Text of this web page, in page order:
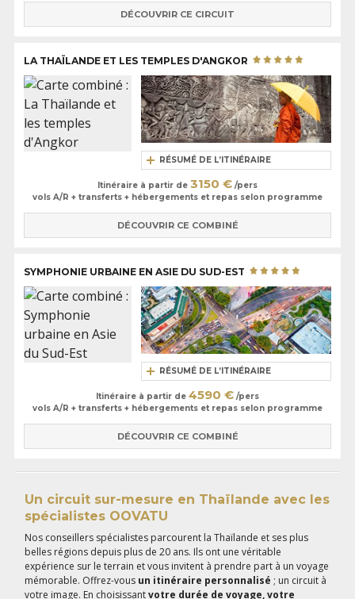
DÉCOUVRIR CE CIRCUIT
LA THAÏLANDE ET LES TEMPLES D'ANGKOR
RÉSUMÉ DE L’ITINÉRAIRE
Itinéraire à partir de 3150 € /pers
vols A/R + transferts + hébergements et repas selon programme
DÉCOUVRIR CE COMBINÉ
SYMPHONIE URBAINE EN ASIE DU SUD-EST
RÉSUMÉ DE L’ITINÉRAIRE
Itinéraire à partir de 4590 € /pers
vols A/R + transferts + hébergements et repas selon programme
DÉCOUVRIR CE COMBINÉ
Un circuit sur-mesure en Thaïlande avec les
spécialistes OOVATU
Nos conseillers spécialistes parcourent la Thaïlande et ses plus
belles régions depuis plus de 20 ans. Ils ont une véritable
expérience sur le terrain et vous invitent à prendre part à un voyage
mémorable. Offrez-vous un itinéraire personnalisé ; un circuit à
votre image. En choisissantvotre durée de voyage, votre